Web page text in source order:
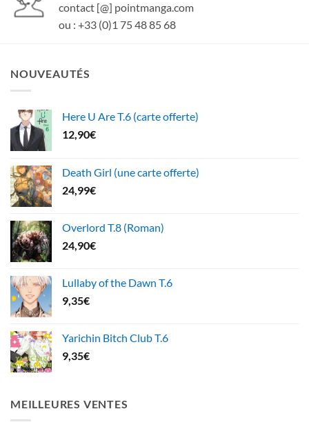
contact [@] pointmanga.com
ou : +33 (0)1 75 48 85 68
NOUVEAUTÉS
Here U Are T.6 (carte offerte)
12,90€
Death Girl (une carte offerte)
24,99€
Overlord T.8 (Roman)
24,90€
Lullaby of the Dawn T.6
9,35€
Yarichin Bitch Club T.6
9,35€
MEILLEURES VENTES